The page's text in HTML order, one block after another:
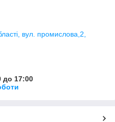
вул. промислова,2,
до 17:00